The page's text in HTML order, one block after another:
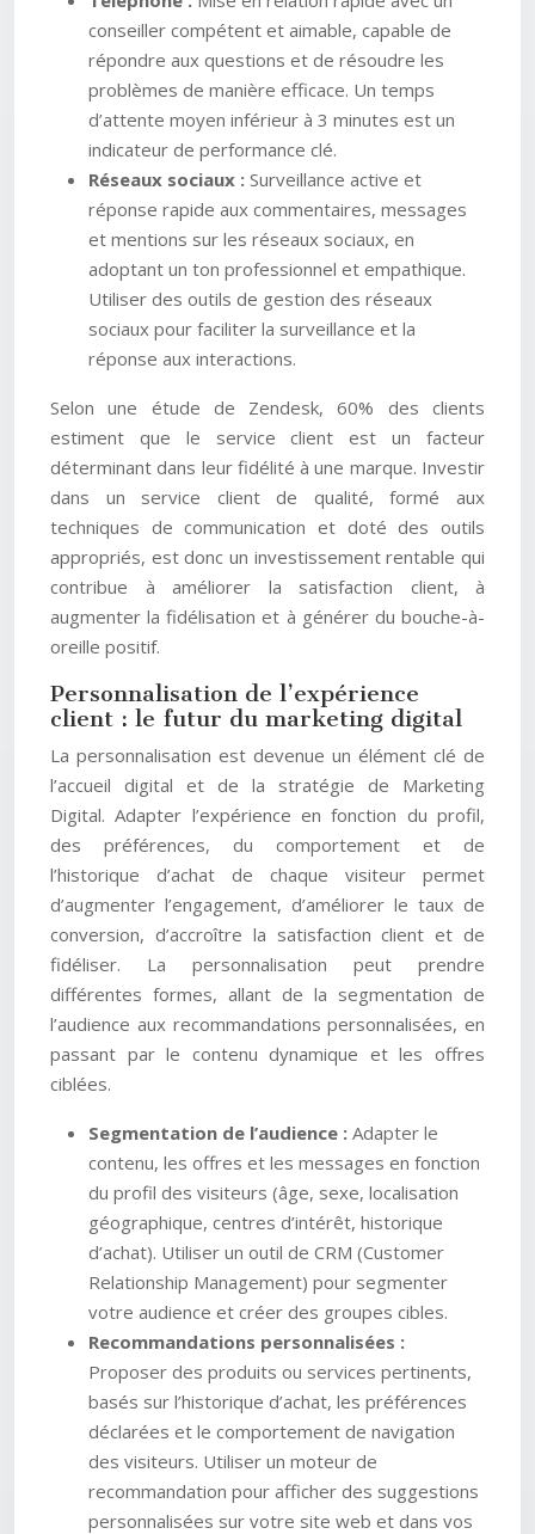
conseiller compétent et aimable, capable de
répondre aux questions et de résoudre les
problèmes de manière efficace. Un temps
d’attente moyen inférieur à 3 minutes est un
indicateur de performance clé.
Réseaux sociaux : Surveillance active et
réponse rapide aux commentaires, messages
et mentions sur les réseaux sociaux, en
adoptant un ton professionnel et empathique.
Utiliser des outils de gestion des réseaux
sociaux pour faciliter la surveillance et la
réponse aux interactions.
Selon une étude de Zendesk, 60% des clients
estiment que le service client est un facteur
déterminant dans leur fidélité à une marque. Investir
dans un service client de qualité, formé aux
techniques de communication et doté des outils
appropriés, est donc un investissement rentable qui
contribue à améliorer la satisfaction client, à
augmenter la fidélisation et à générer du bouche-à-
oreille positif.
Personnalisation de l’expérience
client : le futur du marketing digital
La personnalisation est devenue un élément clé de
l’accueil digital et de la stratégie de Marketing
Digital. Adapter l’expérience en fonction du profil,
des préférences, du comportement et de
l’historique d’achat de chaque visiteur permet
d’augmenter l’engagement, d’améliorer le taux de
conversion, d’accroître la satisfaction client et de
fidéliser. La personnalisation peut prendre
différentes formes, allant de la segmentation de
l’audience aux recommandations personnalisées, en
passant par le contenu dynamique et les offres
ciblées.
Segmentation de l’audience : Adapter le
contenu, les offres et les messages en fonction
du profil des visiteurs (âge, sexe, localisation
géographique, centres d’intérêt, historique
d’achat). Utiliser un outil de CRM (Customer
Relationship Management) pour segmenter
votre audience et créer des groupes cibles.
Recommandations personnalisées :
Proposer des produits ou services pertinents,
basés sur l’historique d’achat, les préférences
déclarées et le comportement de navigation
des visiteurs. Utiliser un moteur de
recommandation pour afficher des suggestions
personnalisées sur votre site web et dans vos